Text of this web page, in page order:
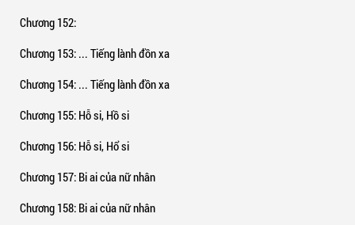
Chương 152:
Chương 153: ... Tiếng lành đồn xa
Chương 154: ... Tiếng lành đồn xa
Chương 155: Hỗ si, Hồ si
Chương 156: Hỗ si, Hổ si
Chương 157: Bi ai của nữ nhân
Chương 158: Bi ai của nữ nhân